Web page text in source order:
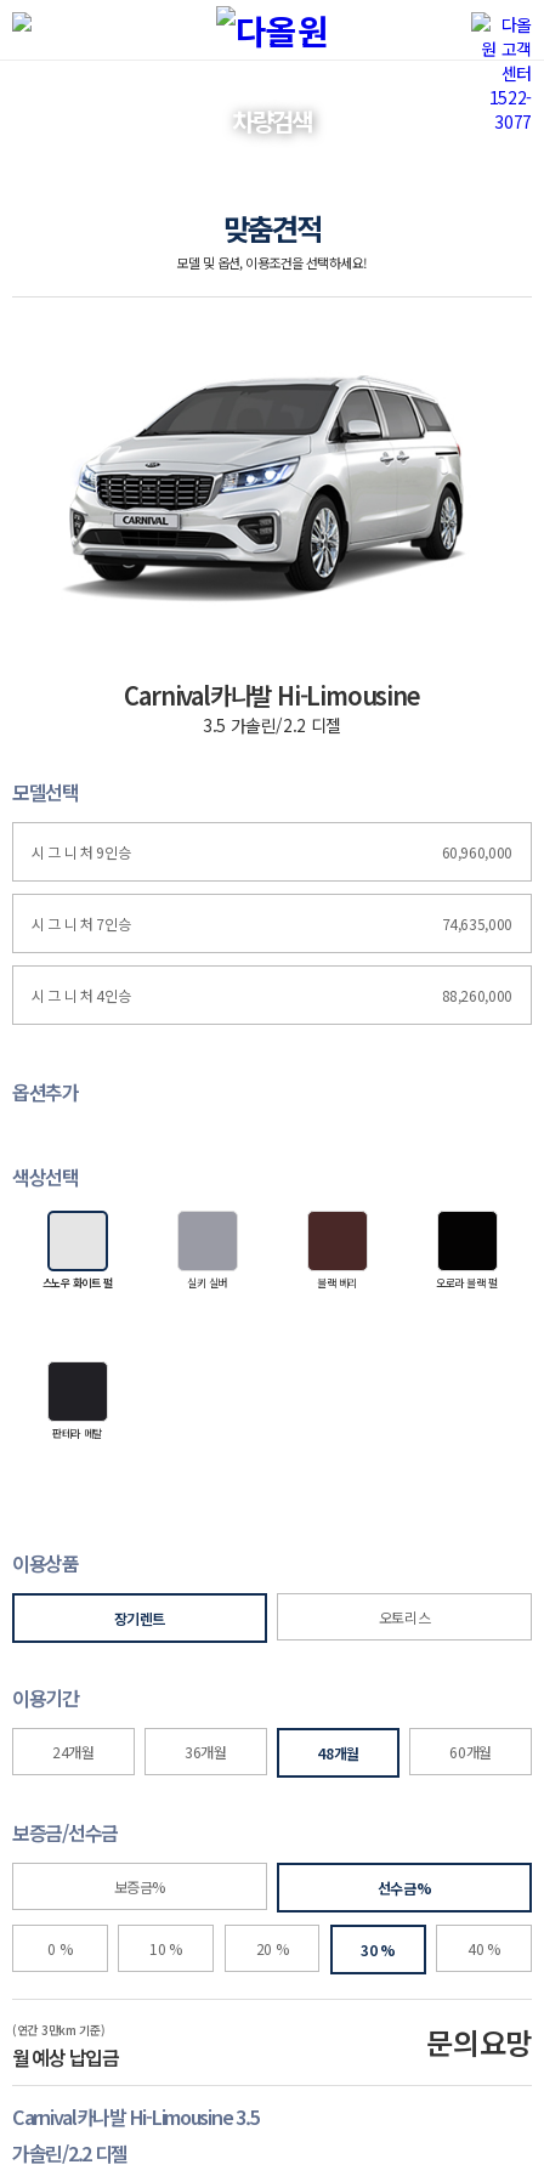
차량검색
맞춤견적
모델 및 옵션, 이용조건을 선택하세요!
Carnival카나발 Hi-Limousine
3.5 가솔린/2.2 디젤
모델선택
시 그 니 처 9인승 60,960,000
시 그 니 처 7인승 74,635,000
시 그 니 처 4인승 88,260,000
옵션추가
색상선택
스노우 화이트 펄 실키 실버 블랙 베리 오로라 블랙 펄
판테라 메탈
이용상품
장기렌트 오토리스
이용기간
24개월 36개월 48개월 60개월
보증금/선수금
보증금% 선수금%
0 % 10 % 20 % 30 % 40 %
(연간 3만km 기준)
월 예상 납입금 문의요망
Carnival카나발 Hi-Limousine 3.5
가솔린/2.2 디젤